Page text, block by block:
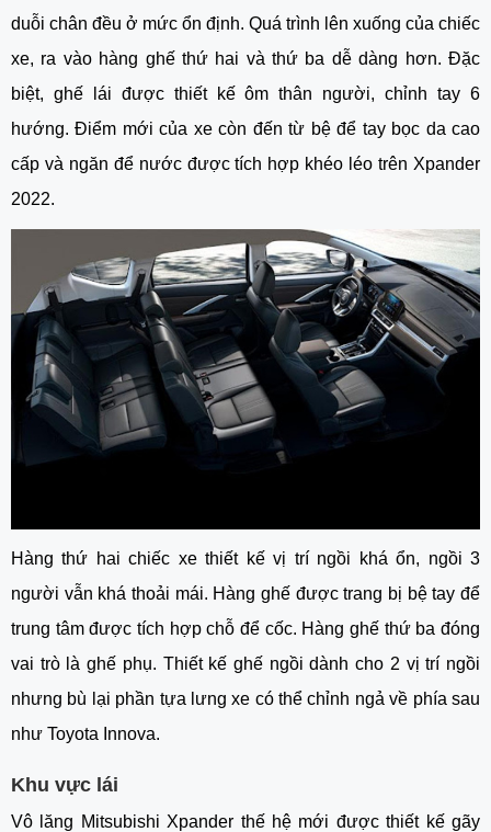
duỗi chân đều ở mức ổn định. Quá trình lên xuống của chiếc
xe, ra vào hàng ghế thứ hai và thứ ba dễ dàng hơn. Đặc
biệt, ghế lái được thiết kế ôm thân người, chỉnh tay 6
hướng. Điểm mới của xe còn đến từ bệ để tay bọc da cao
cấp và ngăn để nước được tích hợp khéo léo trên Xpander
2022.
Hàng thứ hai chiếc xe thiết kế vị trí ngồi khá ổn, ngồi 3
người vẫn khá thoải mái. Hàng ghế được trang bị bệ tay để
trung tâm được tích hợp chỗ để cốc. Hàng ghế thứ ba đóng
vai trò là ghế phụ. Thiết kế ghế ngồi dành cho 2 vị trí ngồi
nhưng bù lại phần tựa lưng xe có thể chỉnh ngả về phía sau
như Toyota Innova.
Khu vực lái
Vô lăng Mitsubishi Xpander thế hệ mới được thiết kế gãy